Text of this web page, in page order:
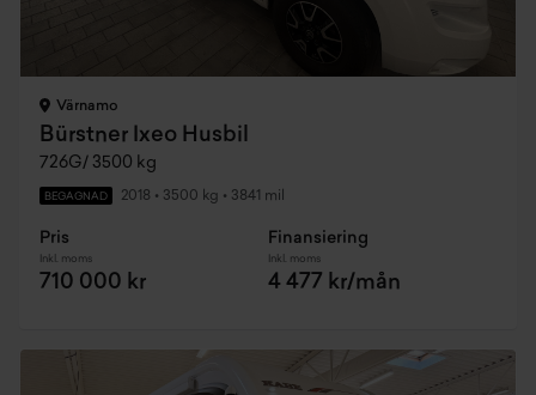
Värnamo
Bürstner Ixeo Husbil
726G/ 3500 kg
BEGAGNAD 2018 • 3500 kg • 3841 mil
Pris
Inkl. moms
710 000 kr
Finansiering
Inkl. moms
4 477 kr/mån